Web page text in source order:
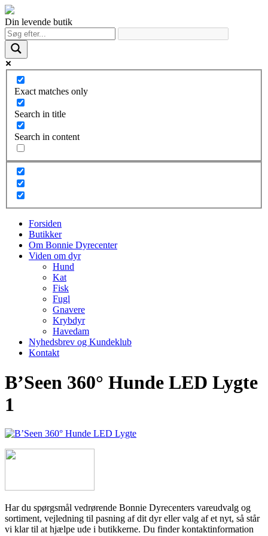
Din levende butik
Exact matches only
Search in title
Search in content
Forsiden
Butikker
Om Bonnie Dyrecenter
Viden om dyr
Hund
Kat
Fisk
Fugl
Gnavere
Krybdyr
Havedam
Nyhedsbrev og Kundeklub
Kontakt
B’Seen 360° Hunde LED Lygte
1
Har du spørgsmål vedrørende Bonnie Dyrecenters vareudvalg og
sortiment, vejledning til pasning af dit dyr eller valg af et nyt, så står
vi klar til at hjælpe ude i butikkerne. Du finder kontaktinformation